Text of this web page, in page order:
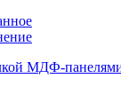
МДФ-